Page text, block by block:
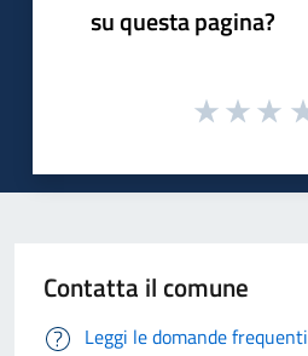
su questa pagina?
Contatta il comune
Leggi le domande frequenti